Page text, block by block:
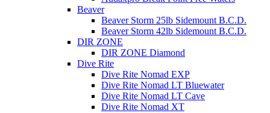
Beaver
Beaver Storm 25lb Sidemount B.C.D.
Beaver Storm 42lb Sidemount B.C.D.
DIR ZONE
DIR ZONE Diamond
Dive Rite
Dive Rite Nomad EXP
Dive Rite Nomad LT Bluewater
Dive Rite Nomad LT Cave
Dive Rite Nomad XT